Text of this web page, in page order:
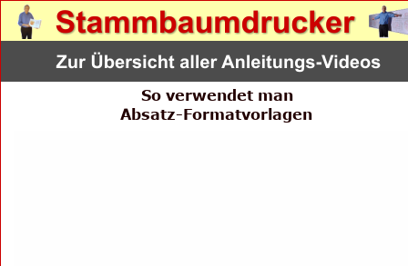
So verwendet man
Absatz-Formatvorlagen